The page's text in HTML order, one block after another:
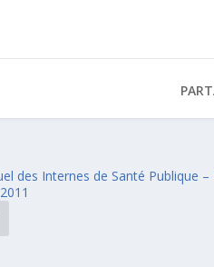
des Internes de Santé Publique –